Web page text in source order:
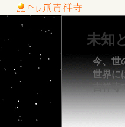
未知
今、世
世界に
吉祥寺